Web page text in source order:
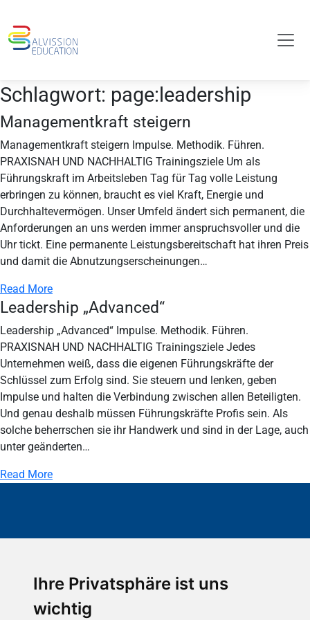
Ihre Privatsphäre ist uns
wichtig
Schlagwort: page:leadership
Managementkraft steigern
Managementkraft steigern Impulse. Methodik. Führen.
PRAXISNAH UND NACHHALTIG Trainingsziele Um als
Führungskraft im Arbeitsleben Tag für Tag volle Leistung
erbringen zu können, braucht es viel Kraft, Energie und
Durchhaltevermögen. Unser Umfeld ändert sich permanent, die
Anforderungen an uns werden immer anspruchsvoller und die
Uhr tickt. Eine permanente Leistungsbereitschaft hat ihren Preis
und damit die Abnutzungserscheinungen…
Read More
Leadership „Advanced“
Leadership „Advanced“ Impulse. Methodik. Führen.
PRAXISNAH UND NACHHALTIG Trainingsziele Jedes
Unternehmen weiß, dass die eigenen Führungskräfte der
Schlüssel zum Erfolg sind. Sie steuern und lenken, geben
Impulse und halten die Verbindung zwischen allen Beteiligten.
Und genau deshalb müssen Führungskräfte Profis sein. Als
solche beherrschen sie ihr Handwerk und sind in der Lage, auch
unter geänderten…
Read More